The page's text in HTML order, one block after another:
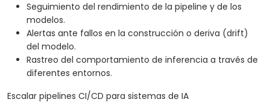
Seguimiento del rendimiento de la pipeline y de los
modelos.
Alertas ante fallos en la construcción o deriva (drift)
del modelo.
Rastreo del comportamiento de inferencia a través de
diferentes entornos.
Escalar pipelines CI/CD para sistemas de IA